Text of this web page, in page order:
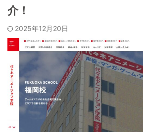
介！
2025年12月20日